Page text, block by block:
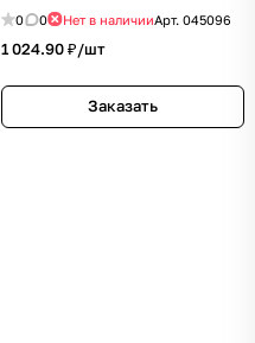
CRI>90)
0 0 Нет в наличииАрт. 045096
1 024.90 ₽/шт
Заказать